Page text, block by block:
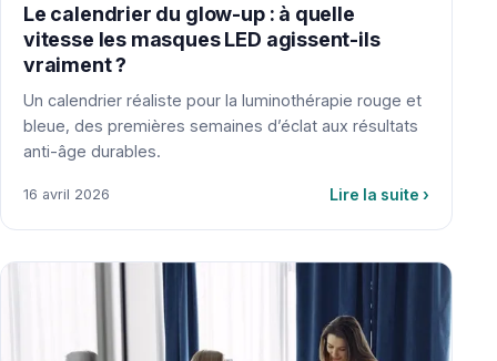
Le calendrier du glow-up : à quelle
vitesse les masques LED agissent-ils
vraiment ?
Un calendrier réaliste pour la luminothérapie rouge et
bleue, des premières semaines d’éclat aux résultats
anti-âge durables.
16 avril 2026 Lire la suite ›